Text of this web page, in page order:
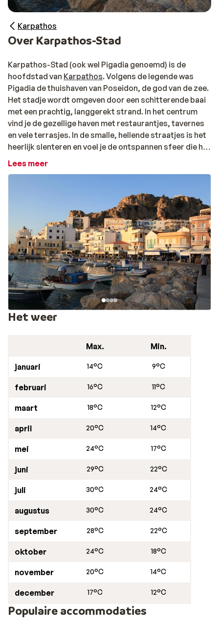
Karpathos
Over Karpathos-Stad
Karpathos-Stad (ook wel Pigadia genoemd) is de
hoofdstad van Karpathos. Volgens de legende was
Pigadia de thuishaven van Poseidon, de god van de zee.
Het stadje wordt omgeven door een schitterende baai
met een prachtig, langgerekt strand. In het centrum
vind je de gezellige haven met restaurantjes, tavernes
en vele terrasjes. In de smalle, hellende straatjes is het
heerlijk slenteren en voel je de ontspannen sfeer die het
eiland uitstraalt. Ga je een dag op ontdekkingstocht,
Lees meer
Het weer
Max. Min.
januari 14°C 9°C
februari 16°C 11°C
maart 18°C 12°C
april 20°C 14°C
mei 24°C 17°C
juni 29°C 22°C
juli 30°C 24°C
augustus 30°C 24°C
september 28°C 22°C
oktober 24°C 18°C
november 20°C 14°C
december 17°C 12°C
Populaire accommodaties